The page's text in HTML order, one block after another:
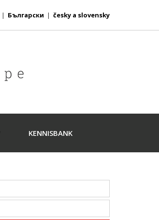
| Български | česky a slovensky
KENNISBANK